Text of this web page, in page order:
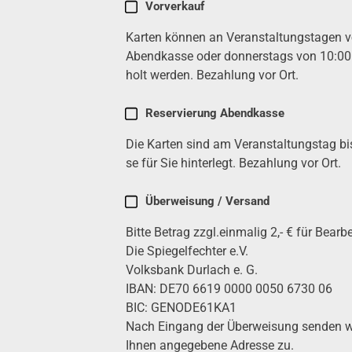
Karten
fen (erfor­
der­
lich)
Vor­ver­kauf
Karten kön­nen an Ver­an­stal­tungs­ta­gen
Abend­kas­se oder don­ners­tags von
holt wer­den. Bezah­lung vor Ort.
Reser­vie­rung Abend­kas­se
Die Karten sind am Ver­an­stal­tungs­tag
se für Sie hin­ter­legt. Bezah­lung vor Ort.
Über­wei­sung / Ver­sand
Bit­te Betrag zzgl.einmalig 2,- € für
Die Spie­gel­fech­ter e.V.
Volks­bank Dur­lach e. G.
IBAN: DE70 6619 0000 0050 6730 06
BIC: GENODE61KA1
Nach Ein­gang der Über­wei­sung sen­den
Ihnen ange­ge­be­ne Adres­se zu.